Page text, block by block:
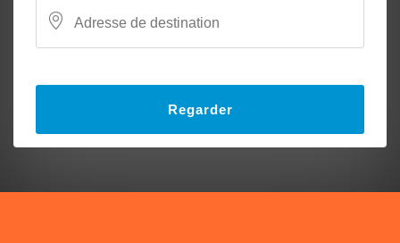
Regarder